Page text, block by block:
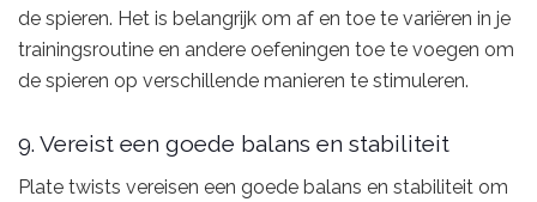
de spieren. Het is belangrijk om af en toe te variëren in je
trainingsroutine en andere oefeningen toe te voegen om
de spieren op verschillende manieren te stimuleren.
9. Vereist een goede balans en stabiliteit
Plate twists vereisen een goede balans en stabiliteit om